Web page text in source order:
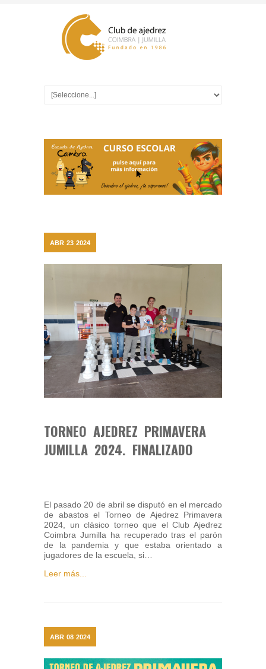
ABR 23 2024
TORNEO AJEDREZ PRIMAVERA
JUMILLA 2024. FINALIZADO
El pasado 20 de abril se disputó en el mercado
de abastos el Torneo de Ajedrez Primavera
2024, un clásico torneo que el Club Ajedrez
Coimbra Jumilla ha recuperado tras el parón
de la pandemia y que estaba orientado a
jugadores de la escuela, si…
Leer más...
ABR 08 2024